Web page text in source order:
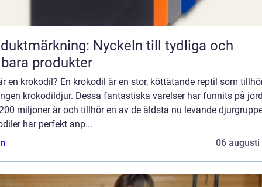
Nyckeln till tydliga och
produkter
en krokodil? En krokodil är en stor, köttätande reptil som
krokodildjur. Dessa fantastiska varelser har funnits på
miljoner år och tillhör en av de äldsta nu levande
har perfekt anp...
06 augusti